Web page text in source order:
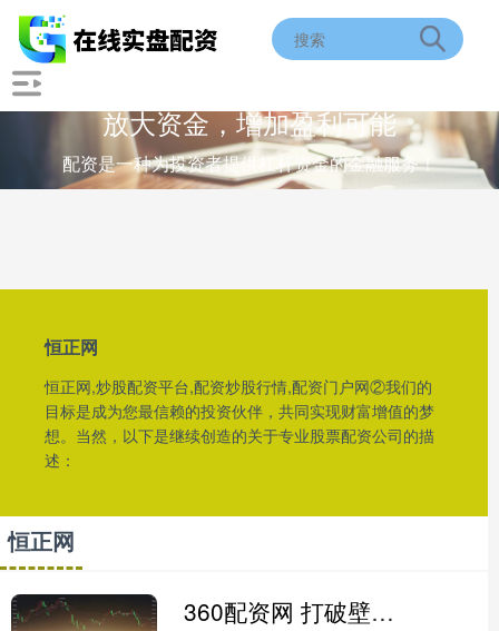
放大资金，增加盈利可能
配资是一种为投资者提供杠杆资金的金融服务！
恒正网
恒正网,炒股配资平台,配资炒股行情,配资门户网②我们的
目标是成为您最信赖的投资伙伴，共同实现财富增值的梦
想。当然，以下是继续创造的关于专业股票配资公司的描
述：
恒正网
360配资网 打破壁垒！上海越剧院走进淮安，与江苏三大剧种联合演绎红色作品